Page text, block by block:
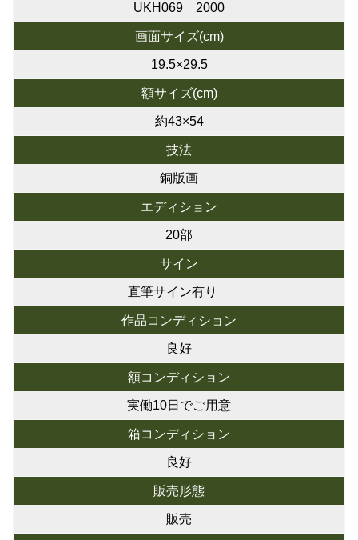
UKH069 2000
画面サイズ(cm)
19.5×29.5
額サイズ(cm)
約43×54
技法
銅版画
エディション
20部
サイン
直筆サイン有り
作品コンディション
良好
額コンディション
実働10日でご用意
箱コンディション
良好
販売形態
販売